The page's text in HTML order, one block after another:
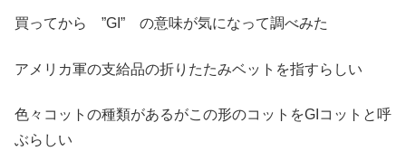
買ってから ”GI” の意味が気になって調べみた
アメリカ軍の支給品の折りたたみベットを指すらしい
色々コットの種類があるがこの形のコットをGIコットと呼
ぶらしい